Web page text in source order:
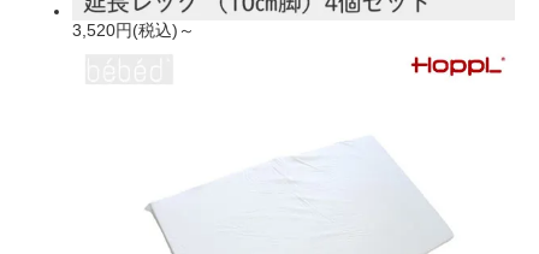
3,520円(税込)～